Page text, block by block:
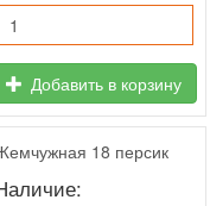
Добавить в корзину
18 персик